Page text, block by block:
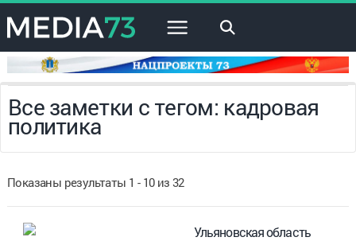
×
Все заметки с тегом: кадровая
политика
Показаны результаты 1 - 10 из 32
Ульяновская область